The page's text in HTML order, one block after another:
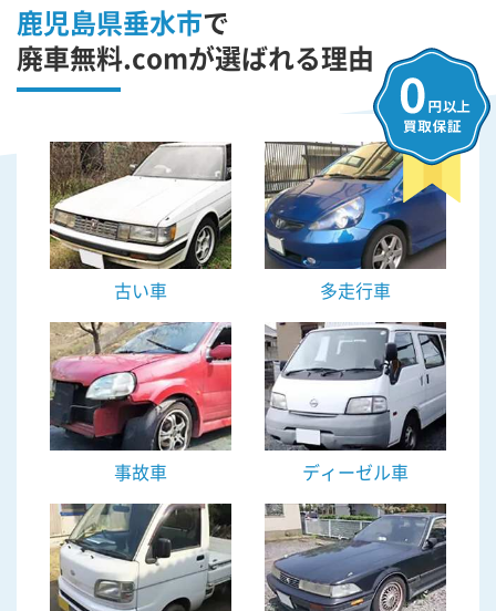
鹿児島県垂水市で
廃車無料.comが選ばれる理由
古い車 多走行車
事故車 ディーゼル車